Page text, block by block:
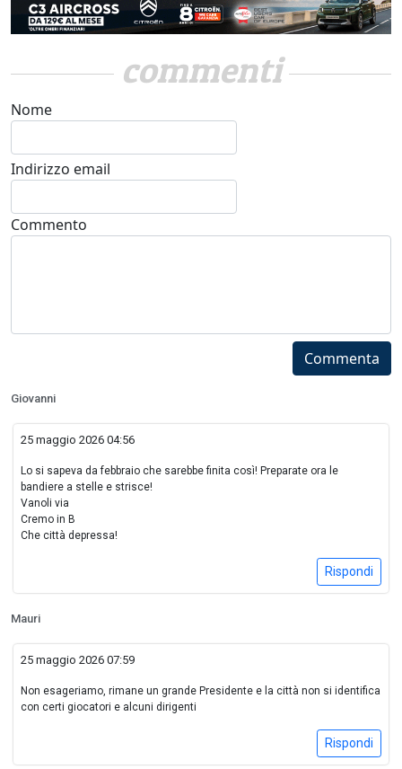
commenti
Nome
Indirizzo email
Commento
Commenta
Giovanni
25 maggio 2026 04:56
Lo si sapeva da febbraio che sarebbe finita così! Preparate ora le
bandiere a stelle e strisce!
Vanoli via
Cremo in B
Che città depressa!
Rispondi
Mauri
25 maggio 2026 07:59
Non esageriamo, rimane un grande Presidente e la città non si identifica
con certi giocatori e alcuni dirigenti
Rispondi